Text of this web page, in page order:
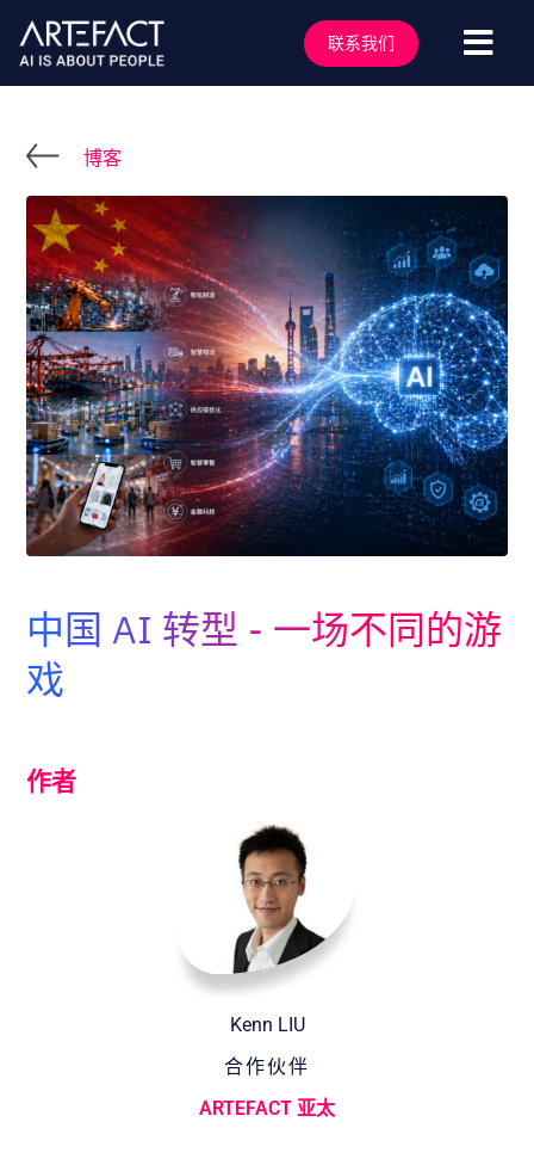
联系我们
切
航
解决方案
技术能力
行业洞察
客户案例
关于我们
行业活动
加入我们
联系
Adopt AI
ZH
博客
中国 AI 转型 - 一场不同的游
戏
作者
Kenn LIU
合作伙伴
ARTEFACT 亚太